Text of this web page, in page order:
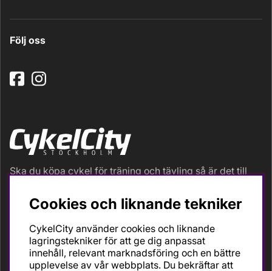
Följ oss
Ska du köpa cykel för träning och tävling så är det till
Vi är en mycket personlig cykelaffär med hög
servicegrad och alla vi som jobbar är inbitna cyklister
och dess produkter. Gör din bästa cykelaffär på
CykelCity!
Cookies och liknande tekniker
CykelCity använder cookies och liknande
lagringstekniker för att ge dig anpassat
innehåll, relevant marknadsföring och en bättre
upplevelse av vår webbplats. Du bekräftar att